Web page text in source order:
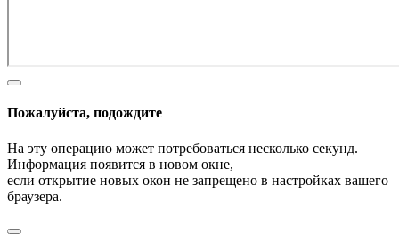
Пожалуйста, подождите
На эту операцию может потребоваться несколько секунд.
Информация появится в новом окне,
если открытие новых окон не запрещено в настройках вашего
браузера.